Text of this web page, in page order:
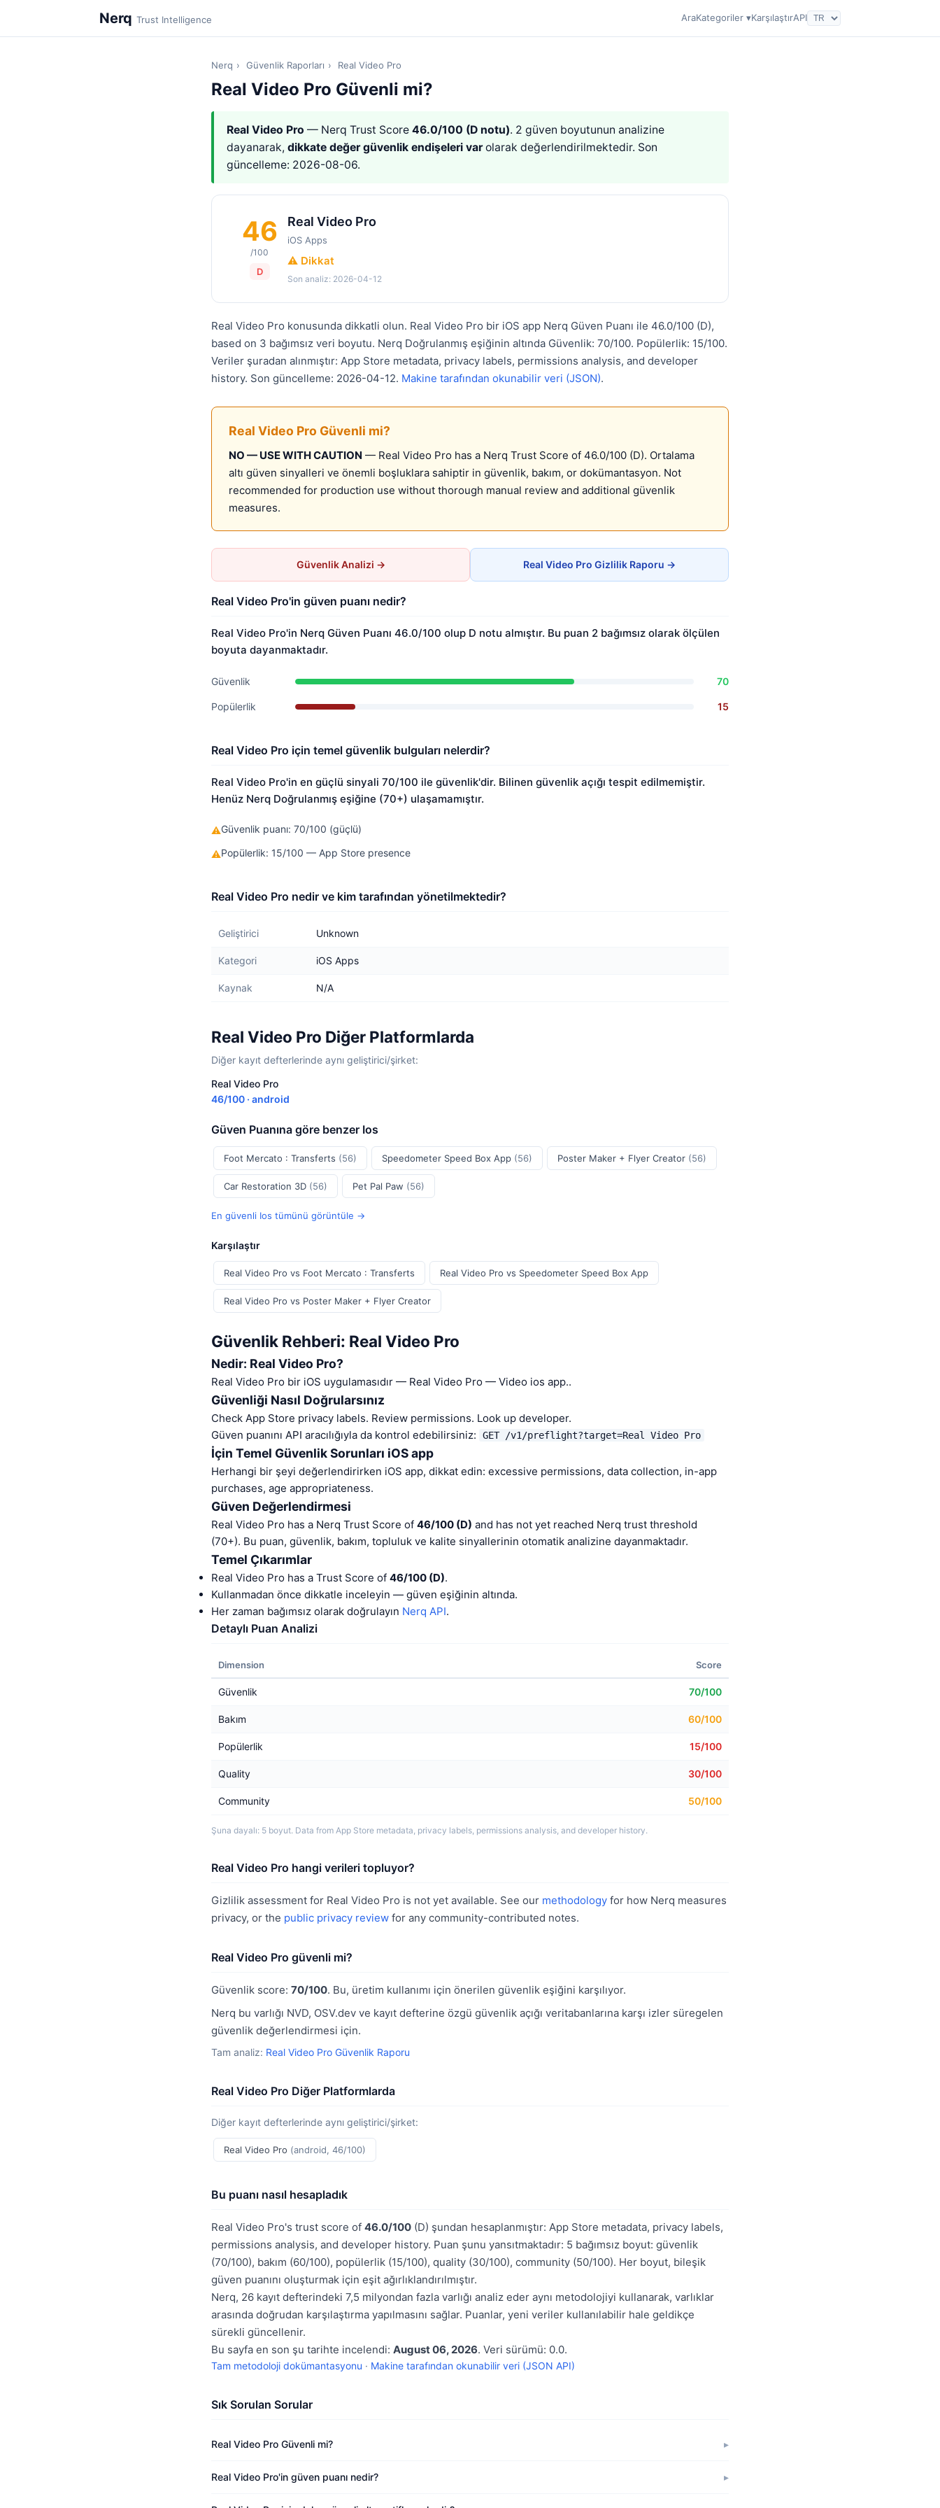
Nerq Trust Intelligence AraKategoriler ▾KarşılaştırAPI
Nerq › Güvenlik Raporları › Real Video Pro
Real Video Pro Güvenli mi?
Real Video Pro — Nerq Trust Score 46.0/100 (D notu). 2 güven boyutunun analizine
dayanarak, dikkate değer güvenlik endişeleri varolarak değerlendirilmektedir. Son
güncelleme: 2026-08-06.
46
/100
D
Real Video Pro
iOS Apps
⚠️ Dikkat
Son analiz: 2026-04-12
Real Video Pro konusunda dikkatli olun. Real Video Pro bir iOS app Nerq Güven Puanı ile 46.0/100 (D),
based on 3 bağımsız veri boyutu. Nerq Doğrulanmış eşiğinin altında Güvenlik: 70/100. Popülerlik: 15/100.
Veriler şuradan alınmıştır: App Store metadata, privacy labels, permissions analysis, and developer
history. Son güncelleme: 2026-04-12. Makine tarafından okunabilir veri (JSON).
Real Video Pro Güvenli mi?
NO — USE WITH CAUTION — Real Video Pro has a Nerq Trust Score of 46.0/100 (D). Ortalama
altı güven sinyalleri ve önemli boşluklara sahiptir in güvenlik, bakım, or dokümantasyon. Not
recommended for production use without thorough manual review and additional güvenlik
measures.
Güvenlik Analizi → Real Video Pro Gizlilik Raporu →
Real Video Pro'in güven puanı nedir?
Real Video Pro'in Nerq Güven Puanı 46.0/100 olup D notu almıştır. Bu puan 2 bağımsız olarak ölçülen
boyuta dayanmaktadır.
Güvenlik 70
Popülerlik 15
Real Video Pro için temel güvenlik bulguları nelerdir?
Real Video Pro'in en güçlü sinyali 70/100 ile güvenlik'dir. Bilinen güvenlik açığı tespit edilmemiştir.
Henüz Nerq Doğrulanmış eşiğine (70+) ulaşamamıştır.
⚠Güvenlik puanı: 70/100 (güçlü)
⚠Popülerlik: 15/100 — App Store presence
Real Video Pro nedir ve kim tarafından yönetilmektedir?
Geliştirici Unknown
Kategori iOS Apps
Kaynak N/A
Real Video Pro Diğer Platformlarda
Diğer kayıt defterlerinde aynı geliştirici/şirket:
Real Video Pro
46/100 · android
Güven Puanına göre benzer Ios
Foot Mercato : Transferts (56) Speedometer Speed Box App (56) Poster Maker + Flyer Creator (56)
Car Restoration 3D (56) Pet Pal Paw (56)
En güvenli Ios tümünü görüntüle →
Karşılaştır
Real Video Pro vs Foot Mercato : Transferts Real Video Pro vs Speedometer Speed Box App
Real Video Pro vs Poster Maker + Flyer Creator
Güvenlik Rehberi: Real Video Pro
Nedir: Real Video Pro?
Real Video Pro bir iOS uygulamasıdır — Real Video Pro — Video ios app..
Güvenliği Nasıl Doğrularsınız
Check App Store privacy labels. Review permissions. Look up developer.
Güven puanını API aracılığıyla da kontrol edebilirsiniz:
GET /v1/preflight?target=Real Video Pro
İçin Temel Güvenlik Sorunları iOS app
Herhangi bir şeyi değerlendirirken iOS app, dikkat edin: excessive permissions, data collection, in-app
purchases, age appropriateness.
Güven Değerlendirmesi
Real Video Pro has a Nerq Trust Score of 46/100 (D) and has not yet reached Nerq trust threshold
(70+). Bu puan, güvenlik, bakım, topluluk ve kalite sinyallerinin otomatik analizine dayanmaktadır.
Temel Çıkarımlar
Real Video Pro has a Trust Score of 46/100 (D).
Kullanmadan önce dikkatle inceleyin — güven eşiğinin altında.
Her zaman bağımsız olarak doğrulayın Nerq API.
Detaylı Puan Analizi
Dimension Score
Güvenlik 70/100
Bakım 60/100
Popülerlik 15/100
Quality 30/100
Community 50/100
Şuna dayalı: 5 boyut. Data from App Store metadata, privacy labels, permissions analysis, and developer history.
Real Video Pro hangi verileri topluyor?
Gizlilik assessment for Real Video Pro is not yet available. See our methodology for how Nerq measures
privacy, or the public privacy review for any community-contributed notes.
Real Video Pro güvenli mi?
Güvenlik score: 70/100. Bu, üretim kullanımı için önerilen güvenlik eşiğini karşılıyor.
Nerq bu varlığı NVD, OSV.dev ve kayıt defterine özgü güvenlik açığı veritabanlarına karşı izler süregelen
güvenlik değerlendirmesi için.
Tam analiz: Real Video Pro Güvenlik Raporu
Real Video Pro Diğer Platformlarda
Diğer kayıt defterlerinde aynı geliştirici/şirket:
Real Video Pro (android, 46/100)
Bu puanı nasıl hesapladık
Real Video Pro's trust score of 46.0/100 (D) şundan hesaplanmıştır: App Store metadata, privacy labels,
permissions analysis, and developer history. Puan şunu yansıtmaktadır: 5 bağımsız boyut: güvenlik
(70/100), bakım (60/100), popülerlik (15/100), quality (30/100), community (50/100). Her boyut, bileşik
güven puanını oluşturmak için eşit ağırlıklandırılmıştır.
Nerq, 26 kayıt defterindeki 7,5 milyondan fazla varlığı analiz eder aynı metodolojiyi kullanarak, varlıklar
arasında doğrudan karşılaştırma yapılmasını sağlar. Puanlar, yeni veriler kullanılabilir hale geldikçe
sürekli güncellenir.
Bu sayfa en son şu tarihte incelendi: August 06, 2026. Veri sürümü: 0.0.
Tam metodoloji dokümantasyonu · Makine tarafından okunabilir veri (JSON API)
Sık Sorulan Sorular
Real Video Pro Güvenli mi?
Real Video Pro'in güven puanı nedir?